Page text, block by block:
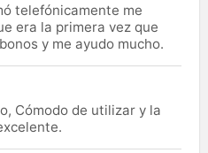
telefónicamente me
era la primera vez que
y me ayudo mucho.
Cómodo de utilizar y la